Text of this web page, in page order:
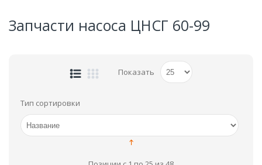
Запчасти насоса ЦНСГ 60-99
Показать
Тип сортировки